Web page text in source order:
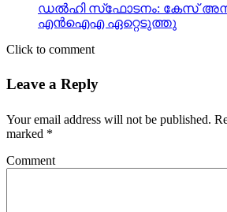
ഡല്‍ഹി സ്‌ഫോടനം: കേസ്
എന്‍ഐഎ ഏറ്റെടുത്തു
Click to comment
Leave a Reply
Your email address will not be published.
marked *
Comment